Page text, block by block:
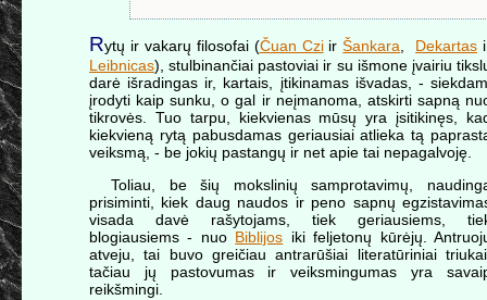
Rytų ir vakarų filosofai (Čuan CziirŠankara Dekartas
Leibnicas), stulbinančiai pastoviai ir su išmone įvairiu
darė išradingas ir, kartais, įtikinamas išvadas, -
įrodyti kaip sunku, o gal ir neįmanoma, atskirti sapną
tikrovės. Tuo tarpu, kiekvienas mūsų yra įsitikinęs,
kiekvieną rytą pabusdamas geriausiai atlieka tą
veiksmą, - be jokių pastangų ir net apie tai nepagalvoję.
Toliau, be šių mokslinių samprotavimų,
prisiminti, kiek daug naudos ir peno sapnų
visada davė rašytojams, tiek geriausiems,
blogiausiems - nuo Biblijos iki feljetonų kūrėjų.
atveju, tai buvo greičiau antrarūšiai literatūriniai
tačiau jų pastovumas ir veiksmingumas yra
reikšmingi.